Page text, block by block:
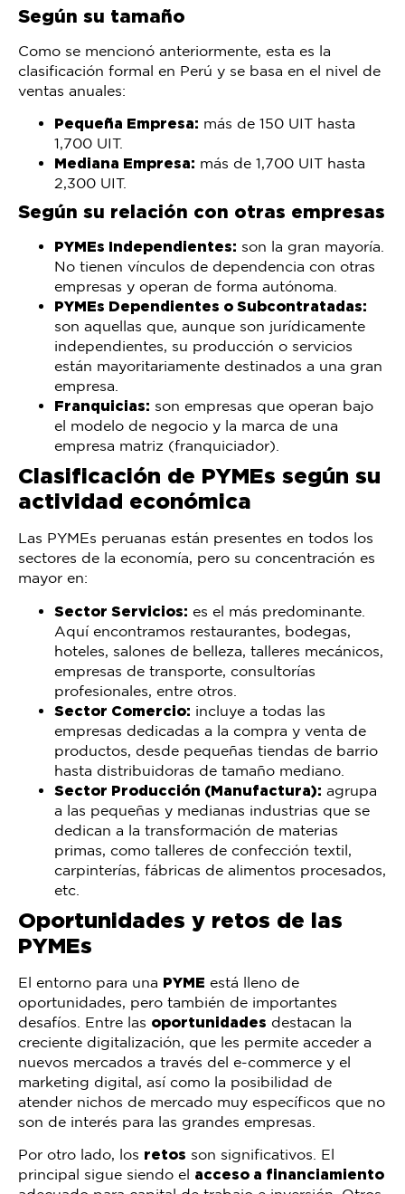
Según su tamaño
Como se mencionó anteriormente, esta es la
clasificación formal en Perú y se basa en el nivel de
ventas anuales:
Pequeña Empresa: más de 150 UIT hasta
1,700 UIT.
Mediana Empresa: más de 1,700 UIT hasta
2,300 UIT.
Según su relación con otras empresas
PYMEs Independientes: son la gran mayoría.
No tienen vínculos de dependencia con otras
empresas y operan de forma autónoma.
PYMEs Dependientes o Subcontratadas:
son aquellas que, aunque son jurídicamente
independientes, su producción o servicios
están mayoritariamente destinados a una gran
empresa.
Franquicias: son empresas que operan bajo
el modelo de negocio y la marca de una
empresa matriz (franquiciador).
Clasificación de PYMEs según su
actividad económica
Las PYMEs peruanas están presentes en todos los
sectores de la economía, pero su concentración es
mayor en:
Sector Servicios: es el más predominante.
Aquí encontramos restaurantes, bodegas,
hoteles, salones de belleza, talleres mecánicos,
empresas de transporte, consultorías
profesionales, entre otros.
Sector Comercio: incluye a todas las
empresas dedicadas a la compra y venta de
productos, desde pequeñas tiendas de barrio
hasta distribuidoras de tamaño mediano.
Sector Producción (Manufactura): agrupa
a las pequeñas y medianas industrias que se
dedican a la transformación de materias
primas, como talleres de confección textil,
carpinterías, fábricas de alimentos procesados,
etc.
Oportunidades y retos de las
PYMEs
El entorno para una PYME está lleno de
oportunidades, pero también de importantes
desafíos. Entre las oportunidades destacan la
creciente digitalización, que les permite acceder a
nuevos mercados a través del e-commerce y el
marketing digital, así como la posibilidad de
atender nichos de mercado muy específicos que no
son de interés para las grandes empresas.
Por otro lado, los retos son significativos. El
principal sigue siendo el acceso a financiamiento